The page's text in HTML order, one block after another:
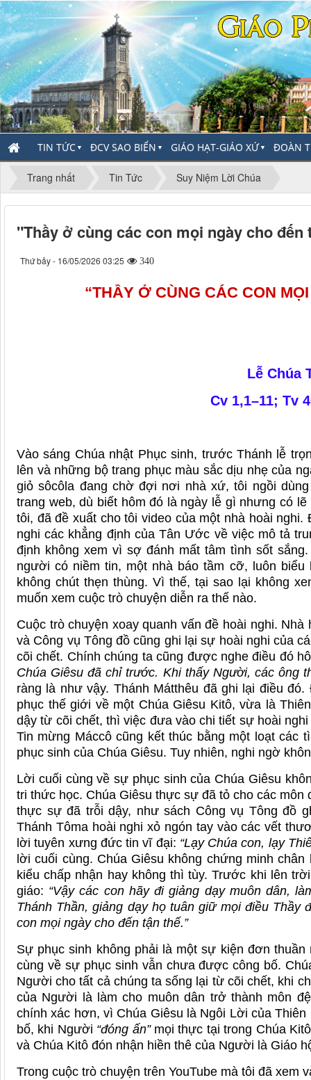
TIN TỨC ▼ ĐCV SAO BIỂN ▼ GIÁO HẠT-GIÁO XỨ▼ ĐOÀN
Trang nhất Tin Tức Suy Niệm Lời Chúa
"Thầy ở cùng các con mọi ngày cho đến
Thứ bảy - 16/05/2026 03:25 340
“THẦY Ở CÙNG CÁC CON
Lễ Chúa
Cv 1,1–11; Tv
Vào sáng Chúa nhật Phục sinh, trước Thánh lễ
lên và những bộ trang phục màu sắc dịu nhẹ của
giỏ sôcôla đang chờ đợi nơi nhà xứ, tôi ngồi
trang web, dù biết hôm đó là ngày lễ gì nhưng có
tôi, đã đề xuất cho tôi video của một nhà hoài
nghi các khẳng định của Tân Ước về việc mô tả
định không xem vì sợ đánh mất tâm tình sốt
người có niềm tin, một nhà báo tầm cỡ, luôn
không chút thẹn thùng. Vì thế, tại sao lại không
muốn xem cuộc trò chuyện diễn ra thế nào.
Cuộc trò chuyện xoay quanh vấn đề hoài nghi.
và Công vụ Tông đồ cũng ghi lại sự hoài nghi của
cõi chết. Chính chúng ta cũng được nghe điều đó
Chúa Giêsu đã chỉ trước. Khi thấy Người, các ông
ràng là như vậy. Thánh Mátthêu đã ghi lại điều
phục thế giới về một Chúa Giêsu Kitô, vừa là
dậy từ cõi chết, thì việc đưa vào chi tiết sự hoài
Tin mừng Máccô cũng kết thúc bằng một loạt các
phục sinh của Chúa Giêsu. Tuy nhiên, nghi ngờ
Lời cuối cùng về sự phục sinh của Chúa Giêsu
tri thức học. Chúa Giêsu thực sự đã tỏ cho các
thực sự đã trỗi dậy, như sách Công vụ Tông đồ
Thánh Tôma hoài nghi xỏ ngón tay vào các vết
lời tuyên xưng đức tin vĩ đại: “Lạy Chúa con, lạy
lời cuối cùng. Chúa Giêsu không chứng minh
kiểu chấp nhận hay không thì tùy. Trước khi lên
giáo: “Vậy các con hãy đi giảng dạy muôn dân,
Thánh Thần, giảng dạy họ tuân giữ mọi điều Thầy
con mọi ngày cho đến tận thế.”
Sự phục sinh không phải là một sự kiện đơn
cùng về sự phục sinh vẫn chưa được công bố.
Người cho tất cả chúng ta sống lại từ cõi chết, khi
của Người là làm cho muôn dân trở thành môn
chính xác hơn, vì Chúa Giêsu là Ngôi Lời của
bố, khi Người “đóng ấn”mọi thực tại trong Chúa
và Chúa Kitô đón nhận hiền thê của Người là Giáo
Trong cuộc trò chuyện trên YouTube mà tôi đã